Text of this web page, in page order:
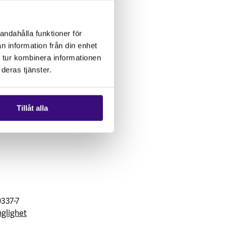
funktioner för
information från din enhet
kombinera informationen
tjänster.
Tillåt alla
7